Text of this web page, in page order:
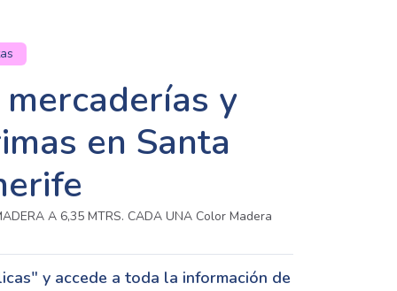
y
en Santa
A 6,35 MTRS. CADA UNA Color Madera
y accede a toda la información de